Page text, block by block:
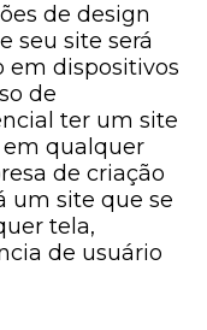
de design
seu site será
em dispositivos
de
ter um site
qualquer
de criação
um site que se
tela,
de usuário